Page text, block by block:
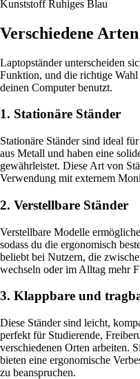
Kunststoff Ruhiges Blau
Verschiedene
Laptopständer unterscheiden
Funktion, und die richtige
deinen Computer benutzt.
1. Stationäre Ständer
Stationäre Ständer sind ideal
aus Metall und haben eine
gewährleistet. Diese Art von
Verwendung mit externem
2. Verstellbare Ständer
Verstellbare Modelle
sodass du die ergonomisch
beliebt bei Nutzern, die
wechseln oder im Alltag mehr
3. Klappbare und
Diese Ständer sind leicht,
perfekt für Studierende,
verschiedenen Orten arbeiten.
bieten eine ergonomische
zu beanspruchen.